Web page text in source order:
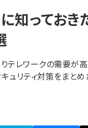
知ってお
テレワークの需要が
リティ対策をまとめ